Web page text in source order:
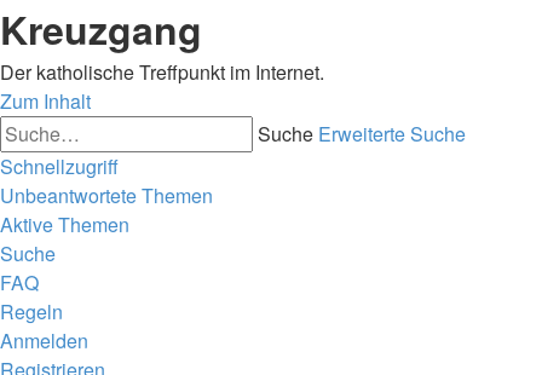
Kreuzgang
Der katholische Treffpunkt im Internet.
Zum Inhalt
Suche Erweiterte Suche
Schnellzugriff
Unbeantwortete Themen
Aktive Themen
Suche
FAQ
Regeln
Anmelden